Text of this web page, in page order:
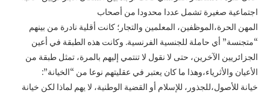
اجتماعية صغيرة تشمل عددا محدودا من أصحاب
المهن الحرة،الموظفين، المعلمين والتجار؛ كانت أقلية نادرة من بينهم
“متجنسة” أي حاملة للجنسية الفرنسية. وكانت هذه الطبقة في أعين
الجزائريين الآخرين، حتى لا نقول لا تنتمي إليهم بالمرة، تمثل طبقة من
الأعيان والأثرياء،وهذا ما كان يعتبر في عقليتهم نوعا من “الخيانة”:
خيانة للأصول،للجذور، للإسلام أو القضية الوطنية، لا يهم لماذا لكن خيانة